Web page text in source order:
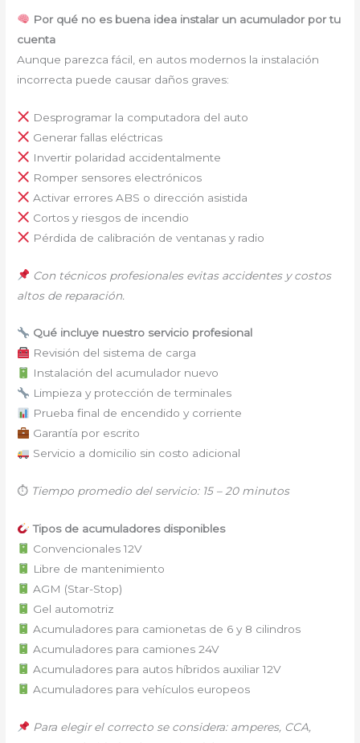
Por qué no es buena idea instalar un acumulador por tu
cuenta
Aunque parezca fácil, en autos modernos la instalación
incorrecta puede causar daños graves:
Desprogramar la computadora del auto
Generar fallas eléctricas
Invertir polaridad accidentalmente
Romper sensores electrónicos
Activar errores ABS o dirección asistida
Cortos y riesgos de incendio
Pérdida de calibración de ventanas y radio
Con técnicos profesionales evitas accidentes y costos
altos de reparación.
Qué incluye nuestro servicio profesional
Revisión del sistema de carga
Instalación del acumulador nuevo
Limpieza y protección de terminales
Prueba final de encendido y corriente
Garantía por escrito
Servicio a domicilio sin costo adicional
⏱ Tiempo promedio del servicio: 15 – 20 minutos
Tipos de acumuladores disponibles
Convencionales 12V
Libre de mantenimiento
AGM (Star-Stop)
Gel automotriz
Acumuladores para camionetas de 6 y 8 cilindros
Acumuladores para camiones 24V
Acumuladores para autos híbridos auxiliar 12V
Acumuladores para vehículos europeos
Para elegir el correcto se considera: amperes, CCA,